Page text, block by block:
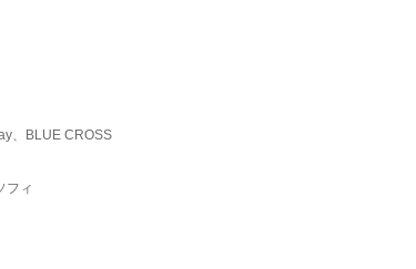
、BLUE CROSS
フィ